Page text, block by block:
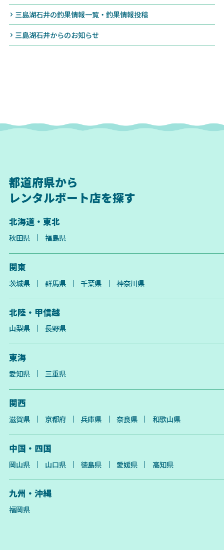
三島湖石井の釣果情報一覧・釣果情報投稿
三島湖石井からのお知らせ
都道府県から
レンタルボート店を探す
北海道・東北
秋田県 福島県
関東
茨城県 群馬県 千葉県 神奈川県
北陸・甲信越
山梨県 長野県
東海
愛知県 三重県
関西
滋賀県 京都府 兵庫県 奈良県 和歌山県
中国・四国
岡山県 山口県 徳島県 愛媛県 高知県
九州・沖縄
福岡県